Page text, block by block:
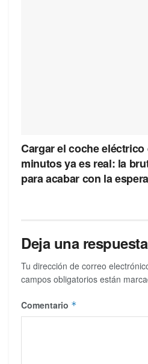
Cargar el coche eléctrico
minutos ya es real: la
para acabar con la
Deja una respuesta
Tu dirección de correo
campos obligatorios están
Comentario *